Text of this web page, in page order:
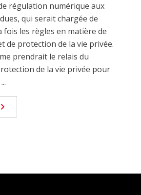
régulation numérique aux
qui serait chargée de
fois les règles en matière de
de protection de la vie privée.
prendrait le relais du
de la vie privée pour